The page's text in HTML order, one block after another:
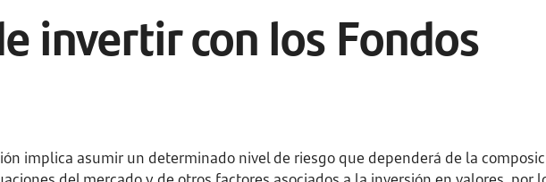
invertir con los Fondos
implica asumir un determinado nivel de riesgo que dependerá de la